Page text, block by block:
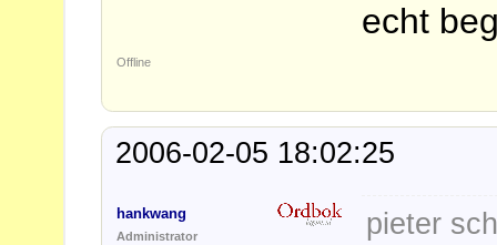
echt
Offline
2006-02-05 18:02:25
hankwang
Administrator
pieter